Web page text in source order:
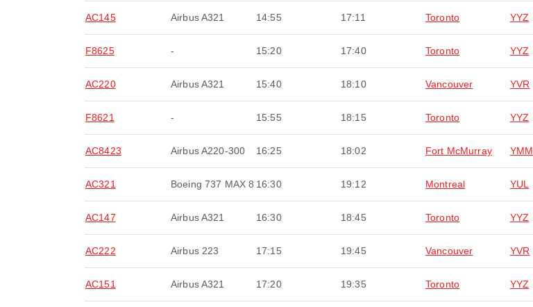
AC145 Airbus A321 14:55 17:11 Toronto YYZ
F8625 - 15:20 17:40 Toronto YYZ
AC220 Airbus A321 15:40 18:10 Vancouver YVR
F8621 - 15:55 18:15 Toronto YYZ
AC8423 Airbus A220-300 16:25 18:02 Fort McMurray YMM
AC321 Boeing 737 MAX 8 16:30 19:12 Montreal YUL
AC147 Airbus A321 16:30 18:45 Toronto YYZ
AC222 Airbus 223 17:15 19:45 Vancouver YVR
AC151 Airbus A321 17:20 19:35 Toronto YYZ